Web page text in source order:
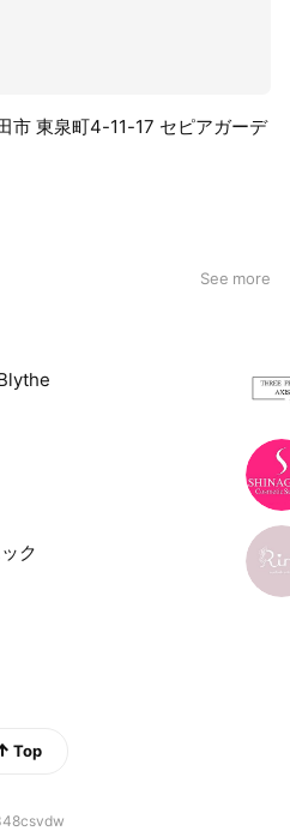
市 東泉町4-11-17 セピアガーデ
See more
ク
Top